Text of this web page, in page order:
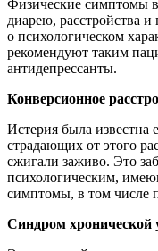
Физические симптомы
диарею, расстройства
о психологическом
рекомендуют таким
антидепрессанты.
Конверсионное
Истерия была известна
страдающих от этого
сжигали заживо. Это
психологическим,
симптомы, в том числе
Синдром хронической